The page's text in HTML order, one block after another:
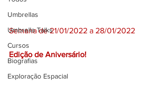
Umbrellas
Umbrella Talks
Cursos
Biografias
Exploração Espacial
Semana de 21/01/2022 a 28/01/2022
Edição de Aniversário!